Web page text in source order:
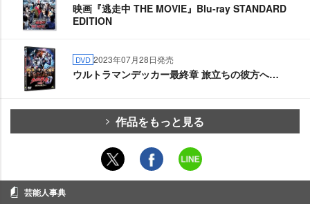
映画『逃走中 THE MOVIE』Blu-ray STANDARD
EDITION
DVD 2023年07月28日発売
ウルトラマンデッカー最終章 旅立ちの彼方へ…
作品をもっと見る
芸能人事典